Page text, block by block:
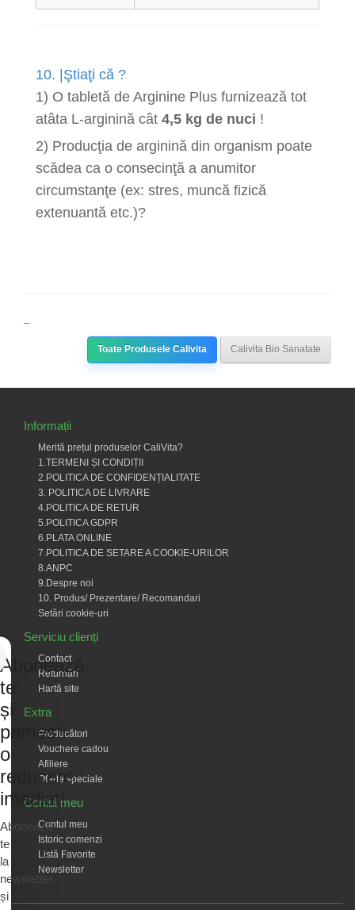
10. |Ştiaţi că ?
1) O tabletă de Arginine Plus furnizează tot
atâta L-arginină cât 4,5 kg de nuci !
2) Producţia de arginină din organism poate
scădea ca o consecinţă a anumitor
circumstanţe (ex: stres, muncă fizică
extenuantă etc.)?
Toate Produsele Calivita Calivita Bio Sanatate
Informații
Merită prețul produselor CaliVita?
1.TERMENI ȘI CONDIȚII
2.POLITICA DE CONFIDENȚIALITATE
3. POLITICA DE LIVRARE
4.POLITICA DE RETUR
5.POLITICA GDPR
6.PLATA ONLINE
7.POLITICA DE SETARE A COOKIE-URILOR
8.ANPC
9.Despre noi
10. Produs/ Prezentare/ Recomandari
Setări cookie-uri
Serviciu clienți
Contact
Returnări
Hartă site
Extra
Producători
Vouchere cadou
Afiliere
Oferte speciale
Contul meu
Contul meu
Istoric comenzi
Listă Favorite
Newsletter
Abonează-
te
și
primești
o
reducere
imediat!
Abonează-
te
la
newsletter
și